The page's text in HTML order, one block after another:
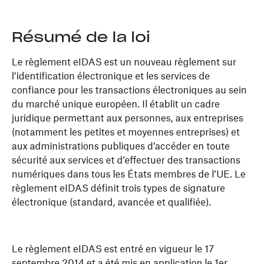
Résumé de la loi
Le règlement eIDAS est un nouveau règlement sur
l’identification électronique et les services de
confiance pour les transactions électroniques au sein
du marché unique européen. Il établit un cadre
juridique permettant aux personnes, aux entreprises
(notamment les petites et moyennes entreprises) et
aux administrations publiques d’accéder en toute
sécurité aux services et d’effectuer des transactions
numériques dans tous les États membres de l’UE. Le
règlement eIDAS définit trois types de signature
électronique (standard, avancée et qualifiée).
Le règlement eIDAS est entré en vigueur le 17